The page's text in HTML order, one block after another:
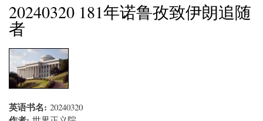
20240320 181年诺鲁孜致伊朗追随
者
英语书名: 20240320